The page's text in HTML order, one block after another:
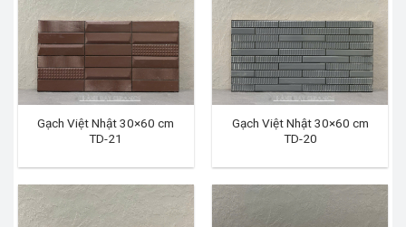
Gạch Việt Nhật 30×60 cm
TD-21
Gạch Việt Nhật 30×60 cm
TD-20